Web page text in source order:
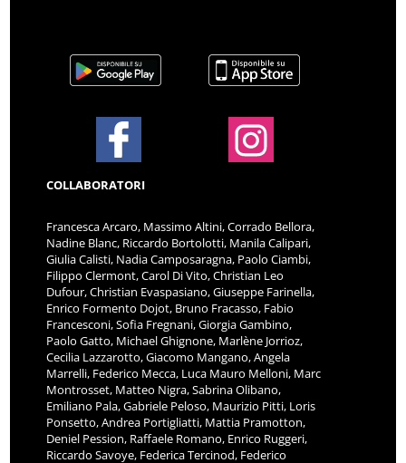
COLLABORATORI
Francesca Arcaro, Massimo Altini, Corrado Bellora,
Nadine Blanc, Riccardo Bortolotti, Manila Calipari,
Giulia Calisti, Nadia Camposaragna, Paolo Ciambi,
Filippo Clermont, Carol Di Vito, Christian Leo
Dufour, Christian Evaspasiano, Giuseppe Farinella,
Enrico Formento Dojot, Bruno Fracasso, Fabio
Francesconi, Sofia Fregnani, Giorgia Gambino,
Paolo Gatto, Michael Ghignone, Marlène Jorrioz,
Cecilia Lazzarotto, Giacomo Mangano, Angela
Marrelli, Federico Mecca, Luca Mauro Melloni, Marc
Montrosset, Matteo Nigra, Sabrina Olibano,
Emiliano Pala, Gabriele Peloso, Maurizio Pitti, Loris
Ponsetto, Andrea Portigliatti, Mattia Pramotton,
Deniel Pession, Raffaele Romano, Enrico Ruggeri,
Riccardo Savoye, Federica Tercinod, Federico